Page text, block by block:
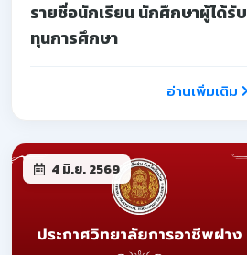
รายชื่อนักเรียน นักศึกษาผู้ได้รับ
ทุนการศึกษา
อ่านเพิ่มเติม
4 มิ.ย. 2569